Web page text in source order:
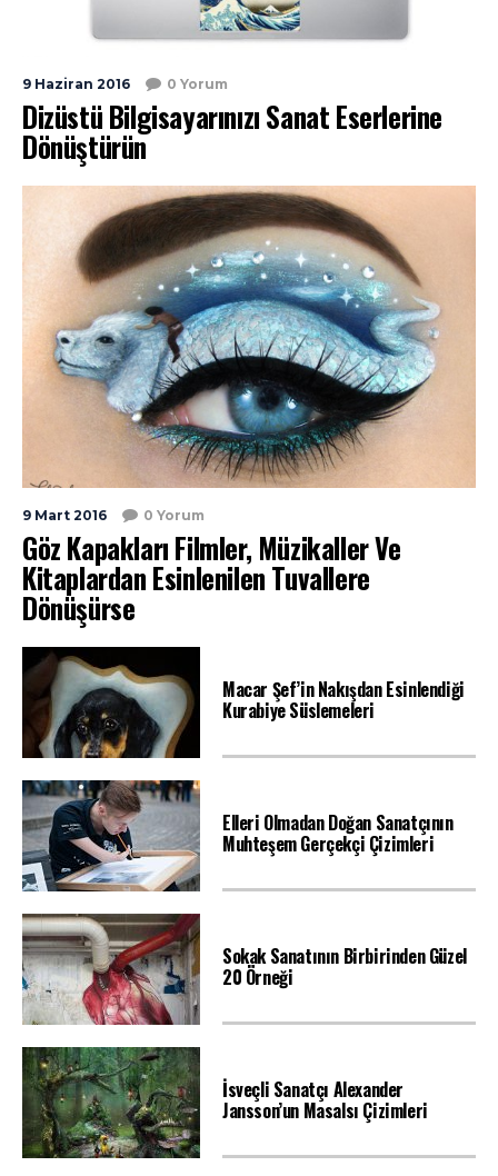
9 Haziran 2016 0 Yorum
Dizüstü Bilgisayarınızı Sanat Eserlerine
Dönüştürün
9 Mart 2016 0 Yorum
Göz Kapakları Filmler, Müzikaller Ve
Kitaplardan Esinlenilen Tuvallere
Dönüşürse
Macar Şef’in Nakışdan Esinlendiği
Kurabiye Süslemeleri
Elleri Olmadan Doğan Sanatçının
Muhteşem Gerçekçi Çizimleri
Sokak Sanatının Birbirinden Güzel
20 Örneği
İsveçli Sanatçı Alexander
Jansson’un Masalsı Çizimleri